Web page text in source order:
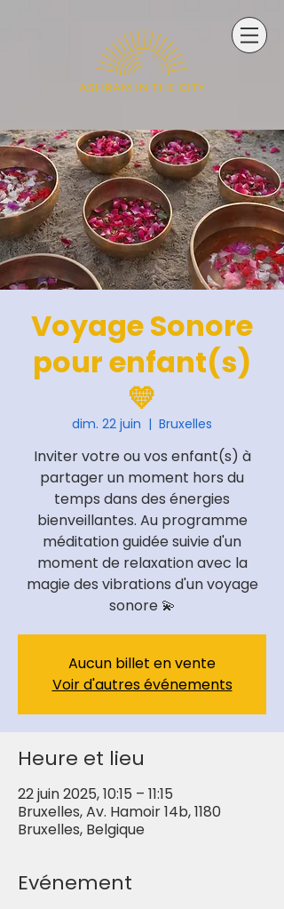
Voyage Sonore
pour enfant(s)
💛
dim. 22 juin
  |
Bruxelles
Inviter votre ou vos enfant(s) à
partager un moment hors du
temps dans des énergies
bienveillantes. Au programme
méditation guidée suivie d'un
moment de relaxation avec la
magie des vibrations d'un voyage
sonore 💫
Aucun billet en vente
Voir d'autres événements
Heure et lieu
22 juin 2025, 10:15 – 11:15
Bruxelles, Av. Hamoir 14b, 1180
Bruxelles, Belgique
Evénement